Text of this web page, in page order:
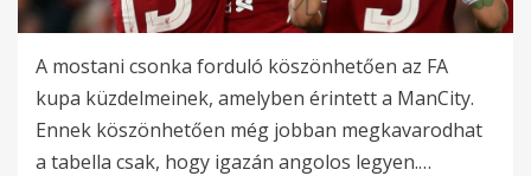
A mostani csonka forduló köszönhetően az FA
kupa küzdelmeinek, amelyben érintett a ManCity.
Ennek köszönhetően még jobban megkavarodhat
a tabella csak, hogy igazán angolos legyen.…